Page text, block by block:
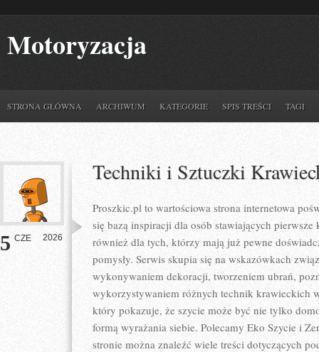
Motoryzacja
STRONA GŁÓWNA ARCHIWUM KATEGORIE SPIS TREŚCI TAGI
5 CZE 2026
Techniki i Sztuczki
Proszkic.pl to wartościowa strona internetowa
się bazą inspiracji dla osób stawiających
również dla tych, którzy mają już pewne
pomysły. Serwis skupia się na wskazówkach
wykonywaniem dekoracji, tworzeniem ubrań,
wykorzystywaniem różnych technik krawieckich
który pokazuje, że szycie może być nie tylko
formą wyrażania siebie. Polecamy Eko Szycie i
stronie można znaleźć wiele treści dotyczących